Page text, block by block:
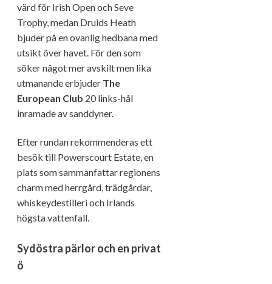
värd för Irish Open och Seve
Trophy, medan Druids Heath
bjuder på en ovanlig hedbana med
utsikt över havet. För den som
söker något mer avskilt men lika
utmanande erbjuder The
European Club 20 links-hål
inramade av sanddyner.
Efter rundan rekommenderas ett
besök till Powerscourt Estate, en
plats som sammanfattar regionens
charm med herrgård, trädgårdar,
whiskeydestilleri och Irlands
högsta vattenfall.
Sydöstra pärlor och en privat
ö